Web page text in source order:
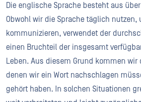
Die englische Sprache besteht aus
Obwohl wir die Sprache täglich
kommunizieren, verwendet der
einen Bruchteil der insgesamt
Leben. Aus diesem Grund kommen
denen wir ein Wort nachschlagen
gehört haben. In solchen Situationen